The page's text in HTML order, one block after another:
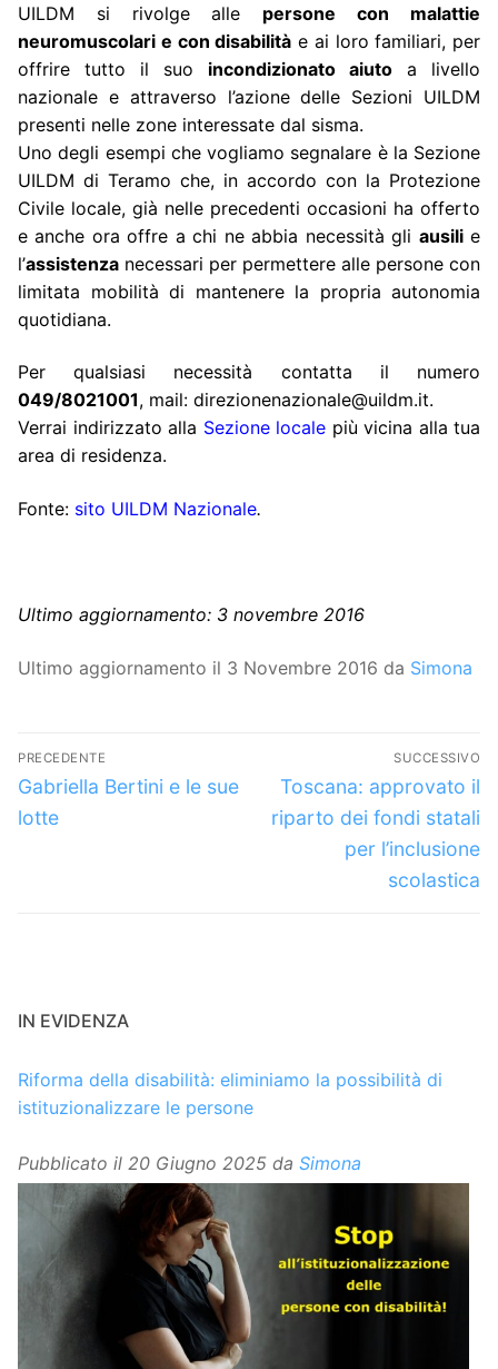
UILDM si rivolge alle persone con malattie
neuromuscolari e con disabilità e ai loro familiari, per
offrire tutto il suo incondizionato aiuto a livello
nazionale e attraverso l’azione delle Sezioni UILDM
presenti nelle zone interessate dal sisma.
Uno degli esempi che vogliamo segnalare è la Sezione
UILDM di Teramo che, in accordo con la Protezione
Civile locale, già nelle precedenti occasioni ha offerto
e anche ora offre a chi ne abbia necessità gli ausilie
l’assistenza necessari per permettere alle persone con
limitata mobilità di mantenere la propria autonomia
quotidiana.
Per qualsiasi necessità contatta il numero
049/8021001, mail: direzionenazionale@uildm.it.
Verrai indirizzato alla Sezione locale più vicina alla tua
area di residenza.
Fonte: sito UILDM Nazionale.
Ultimo aggiornamento: 3 novembre 2016
Ultimo aggiornamento il 3 Novembre 2016 da Simona
Navigazione
articoli
PRECEDENTE
Articolo
precedente:
Gabriella Bertini e le sue
lotte
SUCCESSIVO
Articolo
successivo:
Toscana: approvato il
riparto dei fondi statali
per l’inclusione
scolastica
IN EVIDENZA
Riforma della disabilità: eliminiamo la possibilità di
istituzionalizzare le persone
Pubblicato il 20 Giugno 2025 da Simona